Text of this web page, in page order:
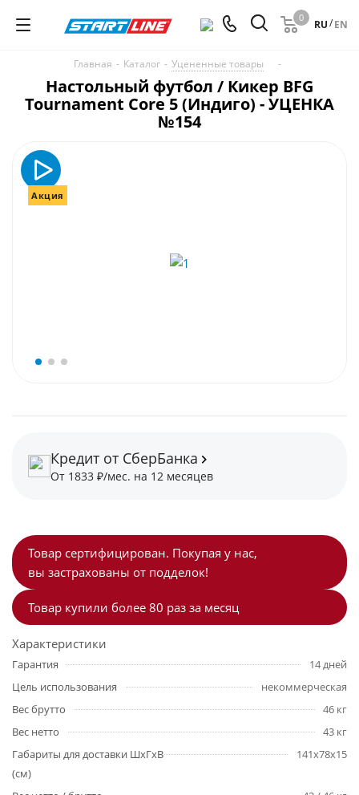
0
RU/EN
Главная - Каталог - Уцененные товары -
Настольный футбол / Кикер BFG
Tournament Core 5 (Индиго) - УЦЕНКА
№154
Акция
Товар сертифицирован. Покупая у нас,
вы застрахованы от подделок!
Товар купили более 80 раз за месяц
Характеристики
Гарантия
14 дней
Цель использования
некоммерческая
Вес брутто
46 кг
Вес нетто
43 кг
Габариты для доставки ШхГхВ
(см)
141х78х15
Кредит от СберБанка
От 1833 ₽/мес. на 12 месяцев